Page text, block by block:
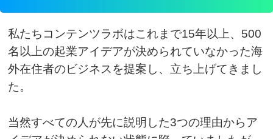
私たちコンテンツラボはこれまで15年以上、500
名以上の起業アイデアが決められていなかった海
外在住者のビジネスを提案し、立ち上げてきまし
た。
当然すべての人が先に説明した3つの理由からア